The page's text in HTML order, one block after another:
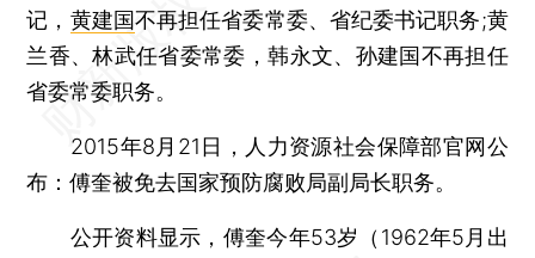
记， 黄建国不再担任省委常委、省纪委书记职务;黄
兰香、林武任省委常委，韩永文、孙建国不再担任
省委常委职务。
2015年8月21日，人力资源社会保障部官网公
布：傅奎被免去国家预防腐败局副局长职务。
公开资料显示，傅奎今年53岁（1962年5月出